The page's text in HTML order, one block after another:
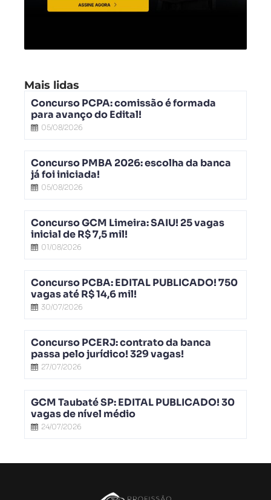
Mais lidas
Concurso PCPA: comissão é formada
para avanço do Edital!
05/08/2026
Concurso PMBA 2026: escolha da banca
já foi iniciada!
05/08/2026
Concurso GCM Limeira: SAIU! 25 vagas
inicial de R$ 7,5 mil!
01/08/2026
Concurso PCBA: EDITAL PUBLICADO! 750
vagas até R$ 14,6 mil!
30/07/2026
Concurso PCERJ: contrato da banca
passa pelo jurídico! 329 vagas!
27/07/2026
GCM Taubaté SP: EDITAL PUBLICADO! 30
vagas de nível médio
24/07/2026